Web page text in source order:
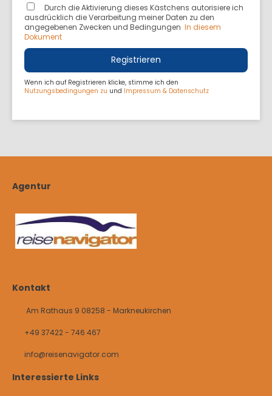
Durch die Aktivierung dieses Kästchens autorisiere ich
ausdrücklich die Verarbeitung meiner Daten zu den
angegebenen Zwecken und Bedingungen In diesem
Dokument
Registrieren
Wenn ich auf Registrieren klicke, stimme ich den
Nutzungsbedingungen zu und Impressum & Datenschutz
Agentur
Kontakt
Am Rathaus 9 08258 - Markneukirchen
+49 37422 - 746 467
info@reisenavigator.com
Interessierte Links